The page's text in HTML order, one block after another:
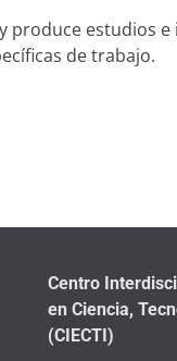
estudios
de trabajo.
Centro
en Ciencia,
(CIECTI)